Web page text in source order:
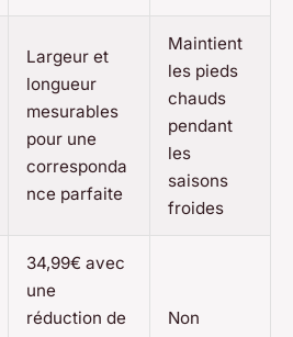
Largeur et
longueur
mesurables
pour une
corresponda
nce parfaite
Maintient
les pieds
chauds
pendant
les
saisons
froides
34,99€ avec
une
réduction de
Non